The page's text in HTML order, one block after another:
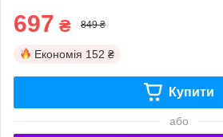
697 ₴ 849 ₴
Економія 152 ₴
Купити
або